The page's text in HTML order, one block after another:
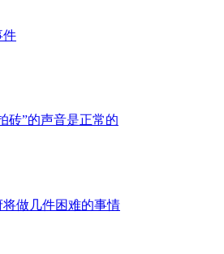
件
砖”的声音是正常的
做几件困难的事情